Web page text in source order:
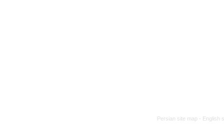
Persian site map - English